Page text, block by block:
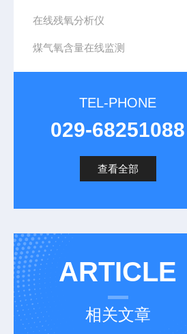
在线残氧分析仪
煤气氧含量在线监测
TEL-PHONE
029-68251088
查看全部
ARTICLE
相关文章